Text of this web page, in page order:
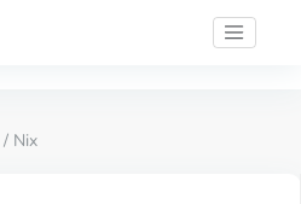
/ Nix